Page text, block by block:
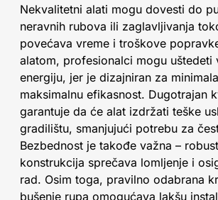
Nekvalitetni alati mogu dovesti do
neravnih rubova ili zaglavljivanja
povećava vreme i troškove
alatom, profesionalci mogu uštedeti
energiju, jer je dizajniran za
maksimalnu efikasnost. Dugotrajan
garantuje da će alat izdržati teške
gradilištu, smanjujući potrebu za
Bezbednost je takođe važna –
konstrukcija sprečava lomljenje i
rad. Osim toga, pravilno odabrana
bušenje rupa omogućava lakšu